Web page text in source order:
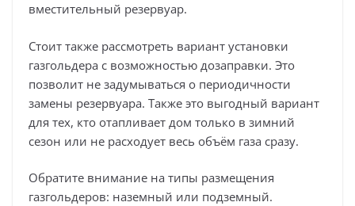
вместительный резервуар.
Стоит также рассмотреть вариант установки
газгольдера с возможностью дозаправки. Это
позволит не задумываться о периодичности
замены резервуара. Также это выгодный вариант
для тех, кто отапливает дом только в зимний
сезон или не расходует весь объём газа сразу.
Обратите внимание на типы размещения
газгольдеров: наземный или подземный.